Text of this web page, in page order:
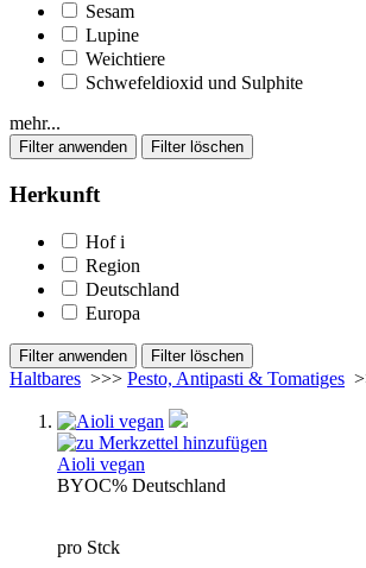
Sesam
Lupine
Weichtiere
Schwefeldioxid und Sulphite
mehr...
Herkunft
Hof i
Region
Deutschland
Europa
Haltbares >>> Pesto, Antipasti & Tomatiges
Aioli vegan
BYOC% Deutschland
pro Stck